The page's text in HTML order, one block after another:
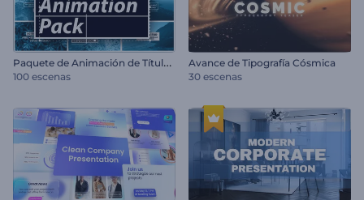
P
aquete de Animación de Títulos Minimalistas
100 escenas
Avance de Tipografía Cósmica
30 escenas